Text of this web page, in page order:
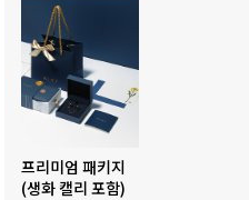
프리미엄 패키지
(생화 캘리 포함)